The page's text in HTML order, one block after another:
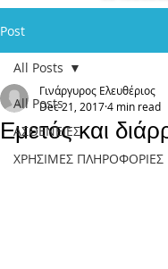
Post
All Posts
ΑΣΘΕΝΕΙΕΣ
ΧΡΗΣΙΜΕΣ ΠΛΗΡΟΦΟΡΙΕΣ
All Posts
Εμετός και
Γινάργυρος Ελευθέριος
Dec 21, 20174 min read